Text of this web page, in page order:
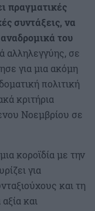
πραγματικές
συντάξεις, να
του
αλληλεγγύης, σε
για μια ακόμη
πολιτική
κριτήρια
Νοεμβρίου σε
κοροϊδία με την
για
και τη
και